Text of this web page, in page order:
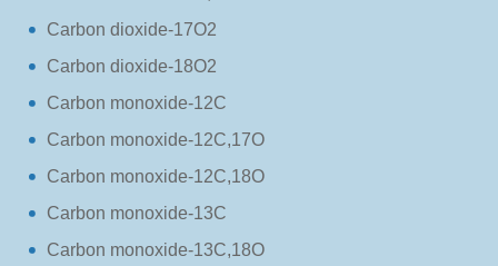
Carbon dioxide-17O2
Carbon dioxide-18O2
Carbon monoxide-12C
Carbon monoxide-12C,17O
Carbon monoxide-12C,18O
Carbon monoxide-13C
Carbon monoxide-13C,18O